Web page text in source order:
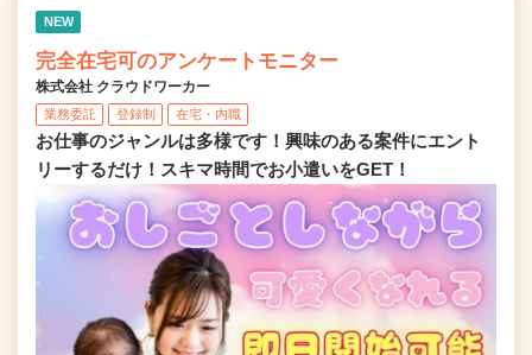
NEW
完全在宅可のアンケートモニター
株式会社 クラウドワーカー
業務委託 登録制 在宅・内職
お仕事のジャンルは多様です！興味のある案件にエント
リーするだけ！スキマ時間でお小遣いをGET！